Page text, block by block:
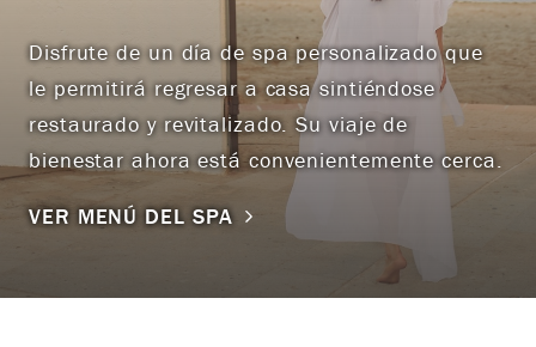
Disfrute de un día de spa personalizado que
le permitirá regresar a casa sintiéndose
restaurado y revitalizado. Su viaje de
bienestar ahora está convenientemente cerca.
VER MENÚ DEL SPA